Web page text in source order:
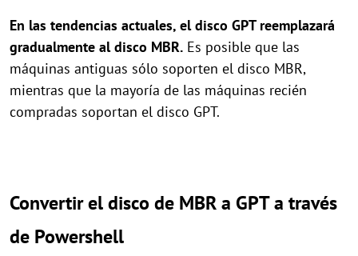
En las tendencias actuales, el disco GPT reemplazará
gradualmente al disco MBR. Es posible que las
máquinas antiguas sólo soporten el disco MBR,
mientras que la mayoría de las máquinas recién
compradas soportan el disco GPT.
Convertir el disco de MBR a GPT a través
de Powershell